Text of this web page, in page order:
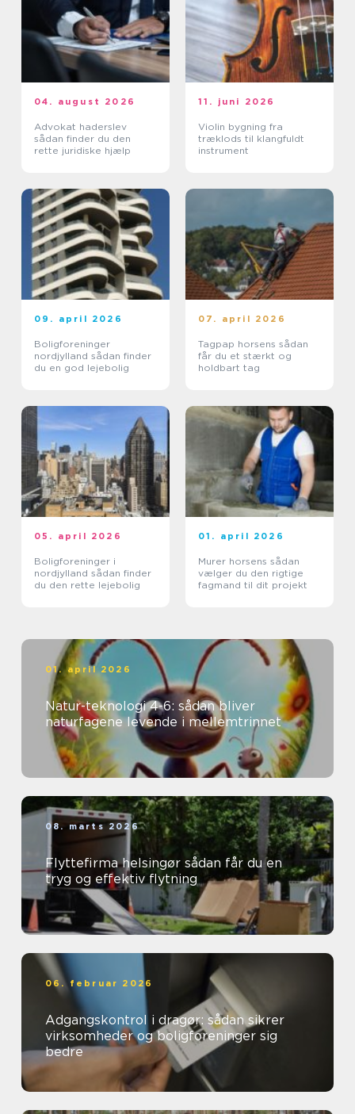
04. august 2026
Advokat haderslev
sådan finder du den
rette juridiske hjælp
11. juni 2026
Violin bygning fra
træklods til klangfuldt
instrument
09. april 2026
Boligforeninger
nordjylland sådan finder
du en god lejebolig
07. april 2026
Tagpap horsens sådan
får du et stærkt og
holdbart tag
05. april 2026
Boligforeninger i
nordjylland sådan finder
du den rette lejebolig
01. april 2026
Murer horsens sådan
vælger du den rigtige
fagmand til dit projekt
01. april 2026
Natur-teknologi 4-6: sådan bliver
naturfagene levende i mellemtrinnet
08. marts 2026
Flyttefirma helsingør sådan får du en
tryg og effektiv flytning
06. februar 2026
Adgangskontrol i dragør: sådan sikrer
virksomheder og boligforeninger sig
bedre